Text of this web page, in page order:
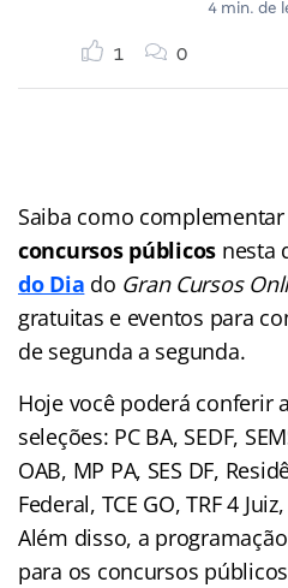
4 min. de
1 0
Saiba como
concursos públicos nesta
do Dia do Gran Cursos
gratuitas e eventos para
de segunda a segunda.
Hoje você poderá conferir
seleções: PC BA, SEDF,
OAB, MP PA, SES DF,
Federal, TCE GO, TRF 4
Além disso, a
para os concursos públicos